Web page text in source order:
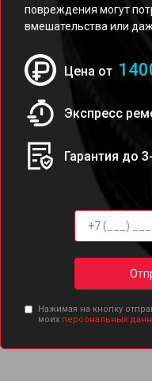
повреждения могут
вмешательства или
Цена от
Экспресс
Гарантия до
Нажимая на кнопку
моих персональных